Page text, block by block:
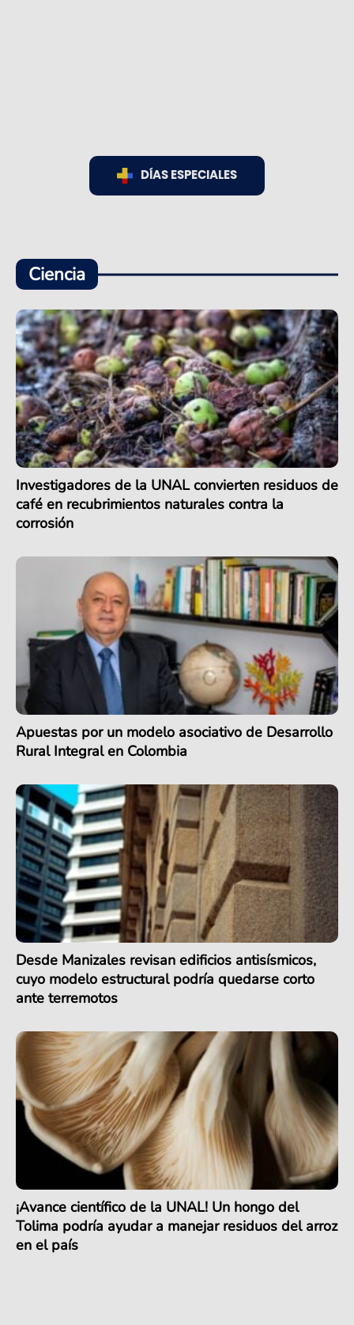
DÍAS ESPECIALES
Ciencia
Investigadores de la UNAL convierten residuos de
café en recubrimientos naturales contra la
corrosión
Apuestas por un modelo asociativo de Desarrollo
Rural Integral en Colombia
Desde Manizales revisan edificios antisísmicos,
cuyo modelo estructural podría quedarse corto
ante terremotos
¡Avance científico de la UNAL! Un hongo del
Tolima podría ayudar a manejar residuos del arroz
en el país